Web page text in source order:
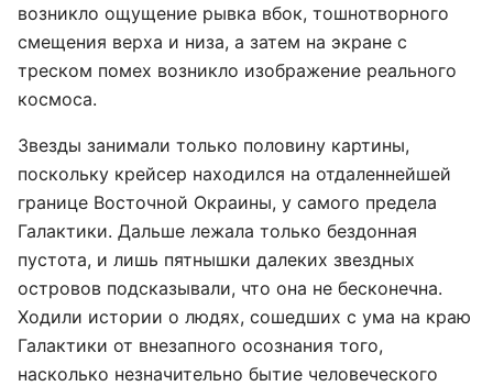
возникло ощущение рывка вбок, тошнотворного
смещения верха и низа, а затем на экране с
треском помех возникло изображение реального
космоса.
Звезды занимали только половину картины,
поскольку крейсер находился на отдаленнейшей
границе Восточной Окраины, у самого предела
Галактики. Дальше лежала только бездонная
пустота, и лишь пятнышки далеких звездных
островов подсказывали, что она не бесконечна.
Ходили истории о людях, сошедших с ума на краю
Галактики от внезапного осознания того,
насколько незначительно бытие человеческого